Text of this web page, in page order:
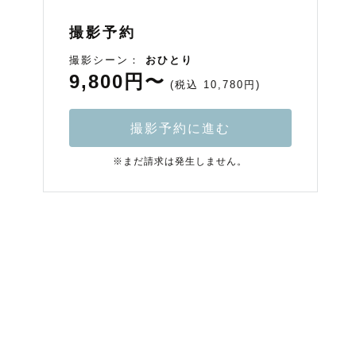
撮影予約
撮影シーン： おひとり
9,800円〜 (税込 10,780円)
撮影予約に進む
※まだ請求は発生しません。